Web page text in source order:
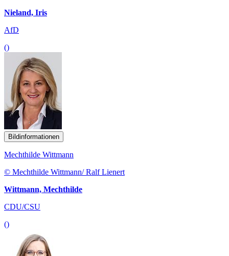
Nieland, Iris
AfD
()
Bildinformationen
Mechthilde Wittmann
© Mechthilde Wittmann/ Ralf Lienert
Wittmann, Mechthilde
CDU/CSU
()